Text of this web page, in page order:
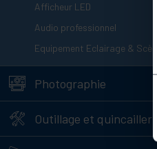
Afficheur LED
Audio professionnel
Equipement Eclairage & Scène
Photographie
Outillage et quincaillerie